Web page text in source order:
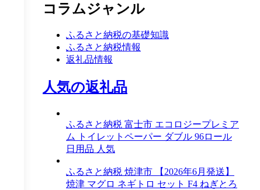
コラムジャンル
ふるさと納税の基礎知識
ふるさと納税情報
返礼品情報
人気の返礼品
ふるさと納税 富士市 エコロジープレミア
ム トイレットペーパー ダブル 96ロール
日用品 人気
ふるさと納税 焼津市 【2026年6月発送】
焼津 マグロ ネギトロ セット F4 ねぎとろ